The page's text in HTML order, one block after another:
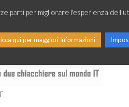
parti per migliorare l'esperienza
qui per maggiori Informazioni